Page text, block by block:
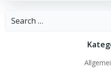
Search